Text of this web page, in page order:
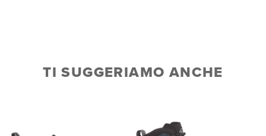
TI SUGGERIAMO ANCHE